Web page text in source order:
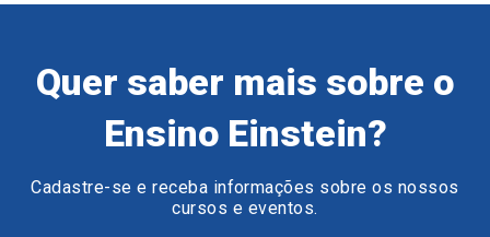
Quer saber mais sobre o
Ensino Einstein?
Cadastre-se e receba informações sobre os nossos
cursos e eventos.